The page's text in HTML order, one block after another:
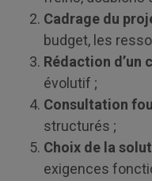
Cadrage du
budget, les
Rédaction d’un
évolutif ;
Consultation
structurés ;
Choix de la
exigences